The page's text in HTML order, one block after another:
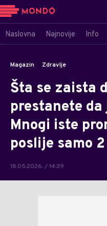
Naslovna Najnovije Info
Magazin Zdravlje
Šta se zaista
prestanete
Mnogi iste
poslije samo
18.05.2026. / 14:39